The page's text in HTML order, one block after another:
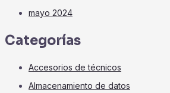
mayo 2024
Categorías
Accesorios de técnicos
Almacenamiento de datos